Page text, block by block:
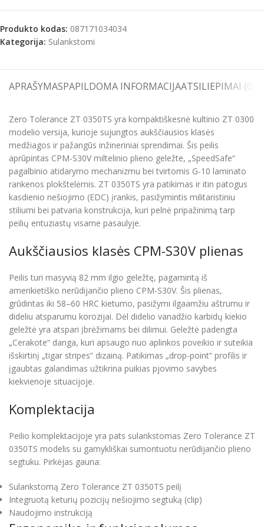
Produkto kodas: 087171034034
Kategorija: Sulankstomi
APRAŠYMASPAPILDOMA INFORMACIJAATSILIEPIMAI (0)
Zero Tolerance ZT 0350TS yra kompaktiškesnė kultinio ZT 0300
modelio versija, kurioje sujungtos aukščiausios klasės
medžiagos ir pažangūs inžineriniai sprendimai. Šis peilis
aprūpintas CPM-S30V miltelinio plieno geležte, „SpeedSafe“
pagalbinio atidarymo mechanizmu bei tvirtomis G-10 laminato
rankenos plokštelėmis. ZT 0350TS yra patikimas ir itin patogus
kasdienio nešiojimo (EDC) įrankis, pasižymintis militaristiniu
stiliumi bei patvaria konstrukcija, kuri pelnė pripažinimą tarp
peilių entuziastų visame pasaulyje.
Aukščiausios klasės CPM-S30V plienas
Peilis turi masyvią 82 mm ilgio geležtę, pagamintą iš
amerikietiško nerūdijančio plieno CPM-S30V. Šis plienas,
grūdintas iki 58–60 HRC kietumo, pasižymi ilgaamžiu aštrumu ir
dideliu atsparumu korozijai. Dėl didelio vanadžio karbidų kiekio
geležtė yra atspari įbrėžimams bei dilimui. Geležtė padengta
„Cerakote“ danga, kuri apsaugo nuo aplinkos poveikio ir suteikia
išskirtinį „tigar stripes“ dizainą. Patikimas „drop-point“ profilis ir
įgaubtas galandimas užtikrina puikias pjovimo savybes
kiekvienoje situacijoje.
Komplektacija
Peilio komplektacijoje yra pats sulankstomas Zero Tolerance ZT
0350TS modelis su gamykliškai sumontuotu nerūdijančio plieno
segtuku. Pirkėjas gauna:
Sulankstomą Zero Tolerance ZT 0350TS peilį
Integruotą keturių pozicijų nešiojimo segtuką (clip)
Naudojimo instrukciją